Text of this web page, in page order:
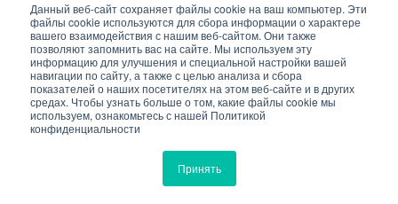
Данный веб-сайт сохраняет файлы cookie на ваш компьютер. Эти
файлы cookie используются для сбора информации о характере
вашего взаимодействия с нашим веб-сайтом. Они также
позволяют запомнить вас на сайте. Мы используем эту
информацию для улучшения и специальной настройки вашей
навигации по сайту, а также с целью анализа и сбора
показателей о наших посетителях на этом веб-сайте и в других
средах. Чтобы узнать больше о том, какие файлы cookie мы
используем, ознакомьтесь с нашей Политикой
конфиденциальности
Принять
Темы: Промышленность
ТЭК и нефтегаз
Журнал "Системы безопасности" №1/2025